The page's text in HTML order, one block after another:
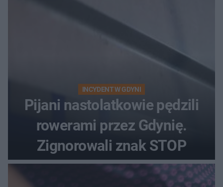
INCYDENT W GDYNI
Pijani nastolatkowie pędzili
rowerami przez Gdynię.
Zignorowali znak STOP